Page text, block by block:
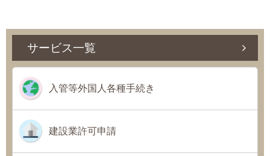
サービス一覧
入管等外国人各種手続き
建設業許可申請